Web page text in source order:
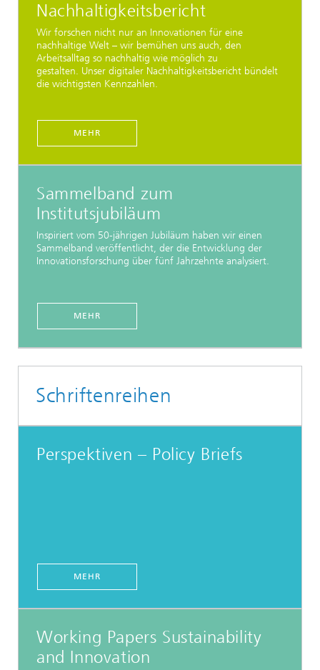
Nachhaltigkeitsbericht
Wir forschen nicht nur an Innovationen für eine
nachhaltige Welt – wir bemühen uns auch, den
Arbeitsalltag so nachhaltig wie möglich zu
gestalten. Unser digitaler Nachhaltigkeitsbericht bündelt
die wichtigsten Kennzahlen.
MEHR
Sammelband zum
Institutsjubiläum
Inspiriert vom 50-jährigen Jubiläum haben wir einen
Sammelband veröffentlicht, der die Entwicklung der
Innovationsforschung über fünf Jahrzehnte analysiert.
MEHR
Schriftenreihen
Perspektiven – Policy Briefs
MEHR
Working Papers Sustainability
and Innovation